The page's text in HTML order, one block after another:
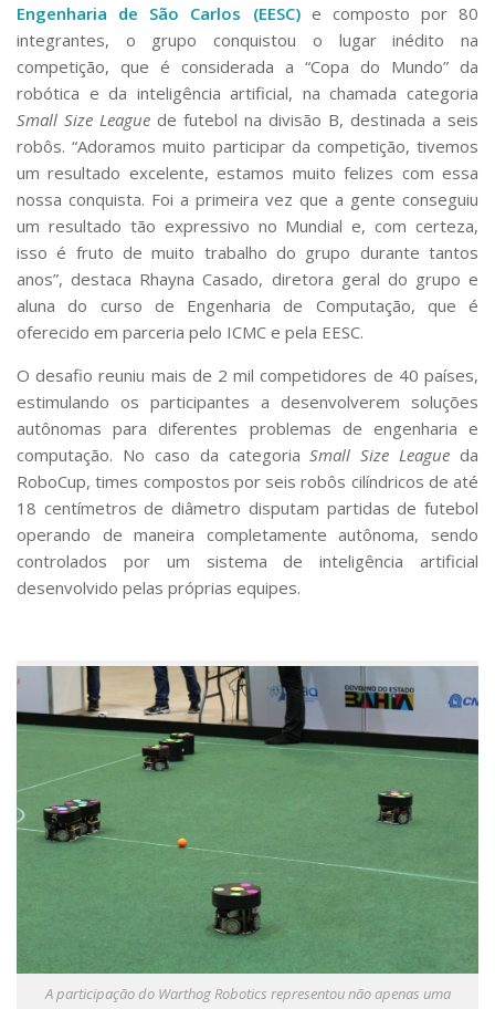
Engenharia de São Carlos (EESC)e composto por 80
integrantes, o grupo conquistou o lugar inédito na
competição, que é considerada a “Copa do Mundo” da
robótica e da inteligência artificial, na chamada categoria
Small Size League de futebol na divisão B, destinada a seis
robôs. “Adoramos muito participar da competição, tivemos
um resultado excelente, estamos muito felizes com essa
nossa conquista. Foi a primeira vez que a gente conseguiu
um resultado tão expressivo no Mundial e, com certeza,
isso é fruto de muito trabalho do grupo durante tantos
anos”, destaca Rhayna Casado, diretora geral do grupo e
aluna do curso de Engenharia de Computação, que é
oferecido em parceria pelo ICMC e pela EESC.
O desafio reuniu mais de 2 mil competidores de 40 países,
estimulando os participantes a desenvolverem soluções
autônomas para diferentes problemas de engenharia e
computação. No caso da categoriaSmall Size League da
RoboCup, times compostos por seis robôs cilíndricos de até
18 centímetros de diâmetro disputam partidas de futebol
operando de maneira completamente autônoma, sendo
controlados por um sistema de inteligência artificial
desenvolvido pelas próprias equipes.
A participação do Warthog Robotics representou não apenas uma